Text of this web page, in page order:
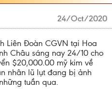
24/Oct/2020
Liên Đoàn CGVN tại Hoa
Châu sáng nay 24/10 cho
$20,000.00 mỹ kim về
nhân lũ lụt đang bị ảnh
tuần qua.